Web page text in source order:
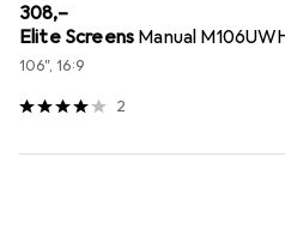
EUR
308,–
Elite Screens Manual
106", 16:9
2